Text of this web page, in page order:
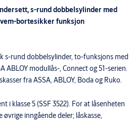
s-rund dobbelsylinder med
bortesikker funksjon
s-rund dobbelsylinder, to-funksjons med
ABLOY modullås-, Connect og 51-serien.
fra ASSA, ABLOY, Boda og Ruko.
i klasse 5 (SSF 3522). For at låsenheten
øvrige inngående deler; låskasse,